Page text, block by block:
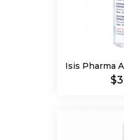
Isis Pharma